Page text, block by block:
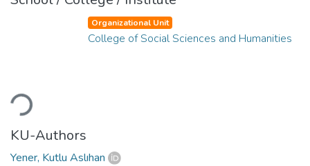
Loading...
Organizational Unit
College of Social Sciences and Humanities
KU-Authors
Yener, Kutlu Aslıhan